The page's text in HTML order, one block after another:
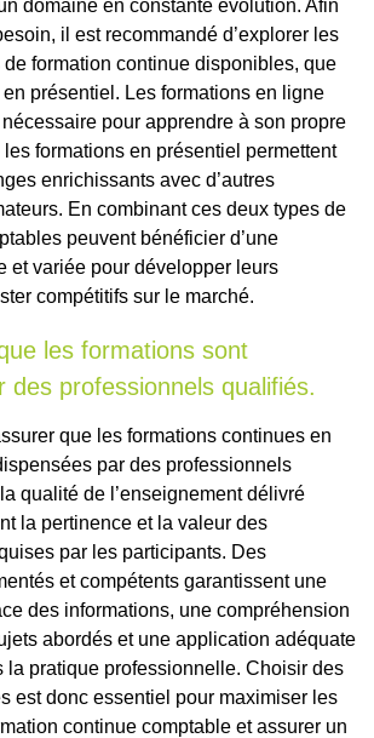
domaine en constante évolution. Afin
il est recommandé d’explorer les
formation continue disponibles, que
présentiel. Les formations en ligne
pour apprendre à son propre
formations en présentiel permettent
enrichissants avec d’autres
En combinant ces deux types de
peuvent bénéficier d’une
et variée pour développer leurs
compétitifs sur le marché.
les formations sont
des professionnels qualifiés.
que les formations continues en
par des professionnels
qualité de l’enseignement délivré
la pertinence et la valeur des
par les participants. Des
et compétents garantissent une
des informations, une compréhension
abordés et une application adéquate
la pratique professionnelle. Choisir des
est donc essentiel pour maximiser les
continue comptable et assurer un